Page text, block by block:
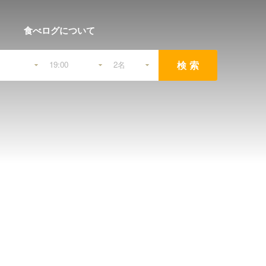
検索
食べログについて